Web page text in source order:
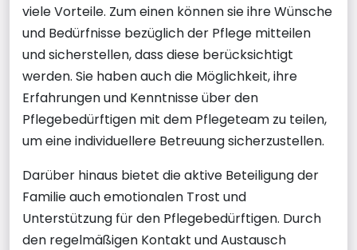
viele Vorteile. Zum einen können sie ihre Wünsche
und Bedürfnisse bezüglich der Pflege mitteilen
und sicherstellen, dass diese berücksichtigt
werden. Sie haben auch die Möglichkeit, ihre
Erfahrungen und Kenntnisse über den
Pflegebedürftigen mit dem Pflegeteam zu teilen,
um eine individuellere Betreuung sicherzustellen.
Darüber hinaus bietet die aktive Beteiligung der
Familie auch emotionalen Trost und
Unterstützung für den Pflegebedürftigen. Durch
den regelmäßigen Kontakt und Austausch